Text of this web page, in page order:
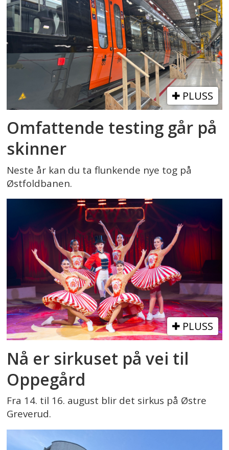
PLUSS
Omfattende testing går på
skinner
Neste år kan du ta flunkende nye tog på
Østfoldbanen.
PLUSS
Nå er sirkuset på vei til
Oppegård
Fra 14. til 16. august blir det sirkus på Østre
Greverud.